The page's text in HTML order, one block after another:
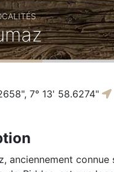
7° 13' 58.6274"
anciennement connue